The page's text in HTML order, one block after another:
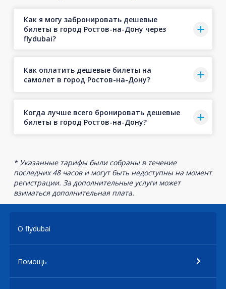
Как я могу забронировать дешевые
билеты в город Ростов-на-Дону через
flydubai?
Как оплатить дешевые билеты на
самолет в город Ростов-на-Дону?
Когда лучше всего бронировать дешевые
билеты в город Ростов-на-Дону?
* Указанные тарифы были собраны в течение
последних 48 часов и могут быть недоступны на момент
регистрации. За дополнительные услуги может
взиматься дополнительная плата.
О flydubai
Помощь